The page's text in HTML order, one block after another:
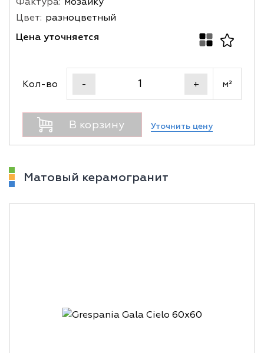
Цвет: разноцветный
Цена уточняется
Кол-во - + м²
В корзину Уточнить цену
Матовый керамогранит